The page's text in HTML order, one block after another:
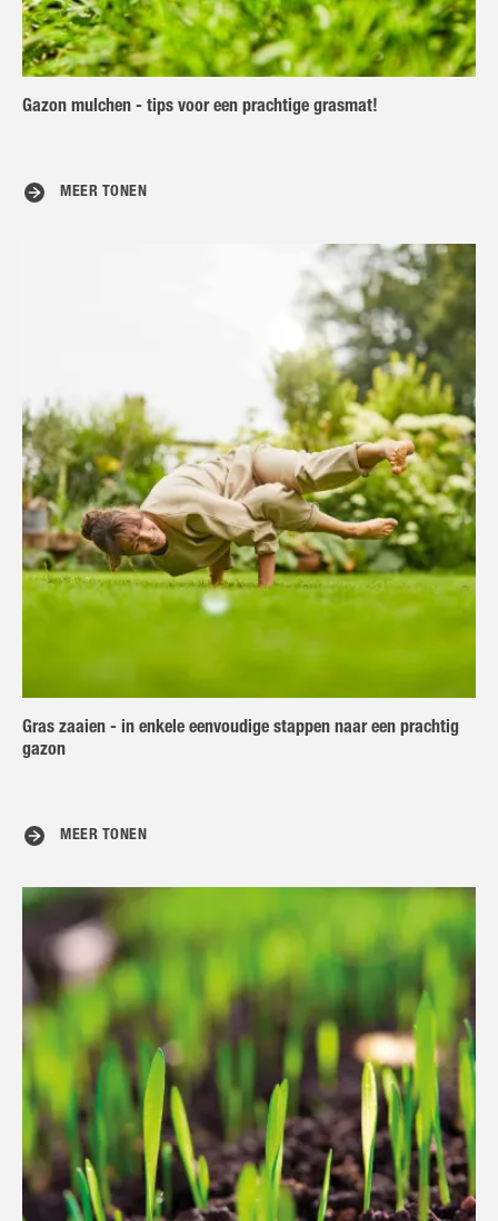
Gazon mulchen - tips voor een prachtige grasmat!
MEER TONEN
Gras zaaien - in enkele eenvoudige stappen naar een prachtig
gazon
MEER TONEN